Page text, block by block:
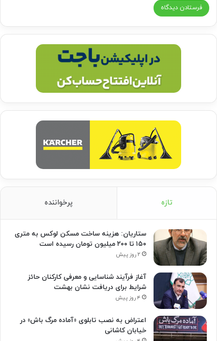
تازه پرخواننده
ستاریان: هزینه ساخت مسکن لوکس به متری
۱۵۰ تا ۲۰۰ میلیون تومان رسیده است
۲ روز پیش
آغاز فرآیند شناسایی و معرفی کارکنان حائز
شرایط برای دریافت نشان بهشت
۴ روز پیش
اعتراض به نصب تابلوی «آماده مرگ باش» در
خیابان کاشانی